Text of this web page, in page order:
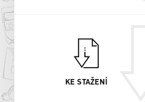
KE STAŽENÍ